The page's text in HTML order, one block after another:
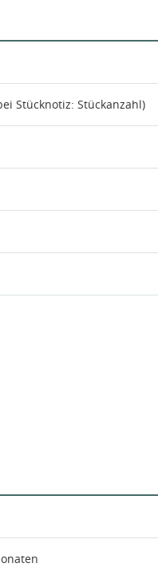
Stücknotiz: Stückanzahl)